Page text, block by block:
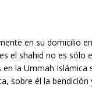
en su domicilio en
el shahid no es sólo
la Ummah Islámica
sobre él la bendición